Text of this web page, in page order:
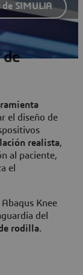
SIMULIA
de
el diseño de
realista,
al paciente,
el
Abaqus Knee
del
rodilla.